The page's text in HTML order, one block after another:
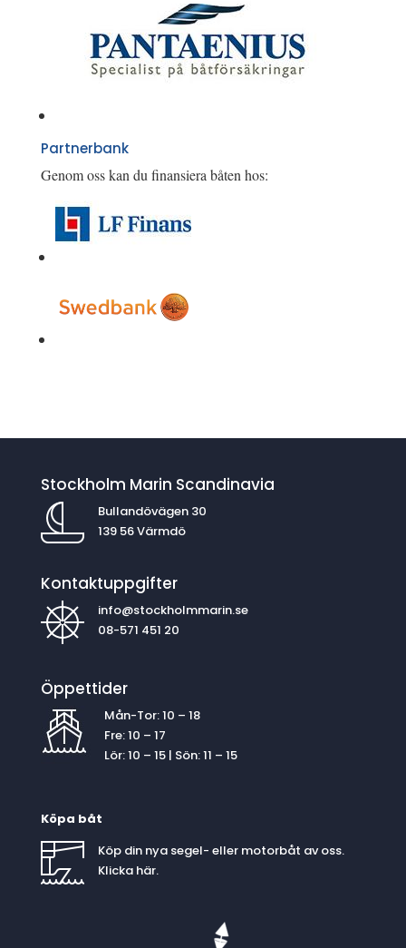
Partnerbank
Genom oss kan du finansiera båten hos:
Stockholm Marin Scandinavia
Bullandövägen 30
139 56 Värmdö
Kontaktuppgifter
info@stockholmmarin.se
08-571 451 20
Öppettider
Mån-Tor: 10 – 18
Fre: 10 – 17
Lör: 10 – 15 | Sön: 11 – 15
Köpa båt
Köp din nya segel- eller motorbåt av oss.
Klicka här.